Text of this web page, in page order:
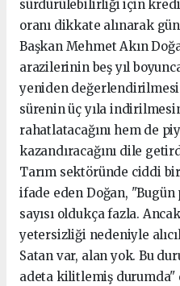
sürdürülebilirliği için
oranı dikkate alınarak
Başkan Mehmet Akın
arazilerinin beş yıl
yeniden
sürenin üç yıla
rahatlatacağını hem de
kazandıracağını dile
Tarım sektöründe ciddi
ifade eden Doğan, "Bugün
sayısı oldukça fazla.
yetersizliği nedeniyle
Satan var, alan yok. Bu
adeta kilitlemiş durumda"